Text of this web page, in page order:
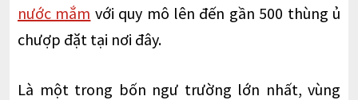
nước mắm với quy mô lên đến gần 500 thùng ủ
chượp đặt tại nơi đây.
Là một trong bốn ngư trường lớn nhất, vùng